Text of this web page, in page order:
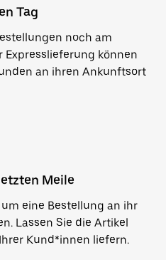
Tag
noch am
Expresslieferung können
an ihren Ankunftsort
Meile
eine Bestellung an ihr
Lassen Sie die Artikel
Kund*innen liefern.